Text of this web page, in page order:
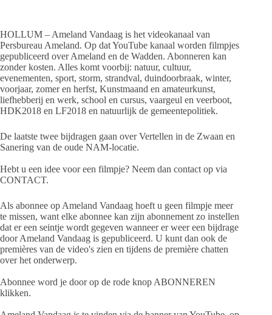
HOLLUM – Ameland Vandaag is het videokanaal van
Persbureau Ameland. Op dat YouTube kanaal worden filmpjes
gepubliceerd over Ameland en de Wadden. Abonneren kan
zonder kosten. Alles komt voorbij: natuur, cultuur,
evenementen, sport, storm, strandval, duindoorbraak, winter,
voorjaar, zomer en herfst, Kunstmaand en amateurkunst,
liefhebberij en werk, school en cursus, vaargeul en veerboot,
HDK2018 en LF2018 en natuurlijk de gemeentepolitiek.
De laatste twee bijdragen gaan over Vertellen in de Zwaan en
Sanering van de oude NAM-locatie.
Hebt u een idee voor een filmpje? Neem dan contact op via
CONTACT.
Als abonnee op Ameland Vandaag hoeft u geen filmpje meer
te missen, want elke abonnee kan zijn abonnement zo instellen
dat er een seintje wordt gegeven wanneer er weer een bijdrage
door Ameland Vandaag is gepubliceerd. U kunt dan ook de
premières van de video's zien en tijdens de première chatten
over het onderwerp.
Abonnee word je door op de rode knop ABONNEREN
klikken.